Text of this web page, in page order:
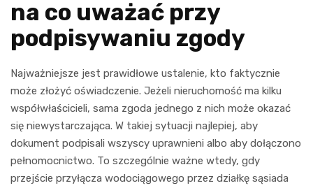
na co uważać przy
podpisywaniu zgody
Najważniejsze jest prawidłowe ustalenie, kto faktycznie
może złożyć oświadczenie. Jeżeli nieruchomość ma kilku
współwłaścicieli, sama zgoda jednego z nich może okazać
się niewystarczająca. W takiej sytuacji najlepiej, aby
dokument podpisali wszyscy uprawnieni albo aby dołączono
pełnomocnictwo. To szczególnie ważne wtedy, gdy
przejście przyłącza wodociągowego przez działkę sąsiada